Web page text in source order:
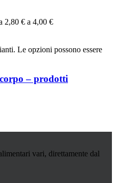
2,80 € a 4,00 €
Le opzioni possono essere
– prodotti
vari, direttamente dal